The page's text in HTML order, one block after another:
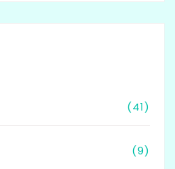
(41)
(9)